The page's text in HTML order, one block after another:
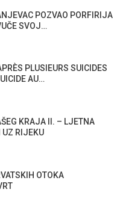
POZVAO PORFIRIJA
SVOJ…
PLUSIEURS SUICIDES
AU…
KRAJA II. – LJETNA
UZ RIJEKU
OTOKA